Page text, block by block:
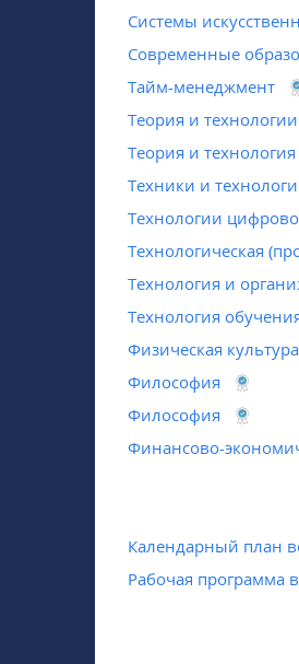
Системы
Современные
Тайм-менеджмент
Теория и
Теория и
Техники и
Технологии
Технологическая
Технология и
Технология
Физическая
Философия
Философия
Финансово-
Календарный план
Рабочая программа